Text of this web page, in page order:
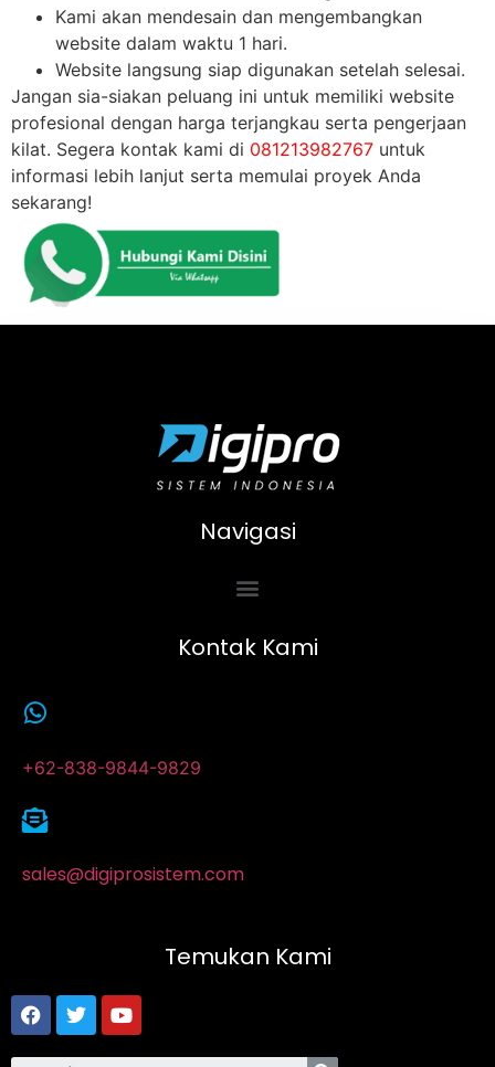
Kami akan mendesain dan mengembangkan
website dalam waktu 1 hari.
Website langsung siap digunakan setelah selesai.
Jangan sia-siakan peluang ini untuk memiliki website
profesional dengan harga terjangkau serta pengerjaan
kilat. Segera kontak kami di 081213982767 untuk
informasi lebih lanjut serta memulai proyek Anda
sekarang!
Navigasi
Kontak Kami
+62-838-9844-9829
sales@digiprosistem.com
Temukan Kami